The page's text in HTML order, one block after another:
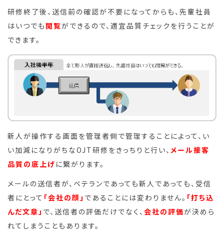
研修終了後、送信前の確認が不要になってからも、先輩社員
はいつでも 閲覧ができるので、適宜品質チェックを行うことが
できます。
新人が操作する画面を管理者側で管理することによって、い
い加減になりがちなOJT研修をきっちりと行い、 メール接客
品質の底上げ に繋がります。
メールの送信者が、ベテランであっても新人であっても、受信
者にとって 「会社の顔」 であることには変わりません。 「打ち込
んだ文章」 で、送信者の評価だけでなく、 会社の評価が決めら
れてしまうこともあります。